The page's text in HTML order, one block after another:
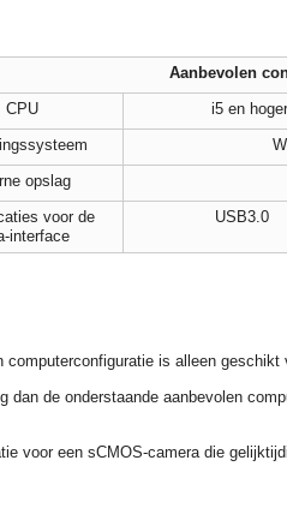
Aanbevolen
CPU
i5 en
opslag
voor de
interface
USB3.0
computerconfiguratie is alleen
dan de onderstaande aanbevolen
voor een sCMOS-camera die